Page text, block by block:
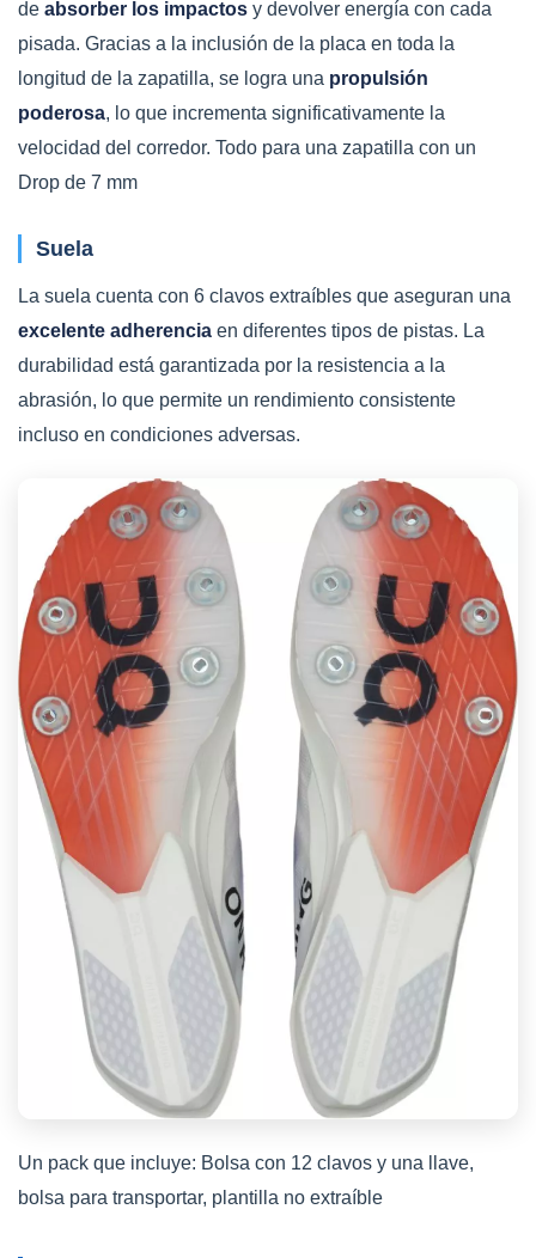
de absorber los impactos y devolver energía con cada
pisada. Gracias a la inclusión de la placa en toda la
longitud de la zapatilla, se logra una propulsión
poderosa, lo que incrementa significativamente la
velocidad del corredor. Todo para una zapatilla con un
Drop de 7 mm
Suela
La suela cuenta con 6 clavos extraíbles que aseguran una
excelente adherencia en diferentes tipos de pistas. La
durabilidad está garantizada por la resistencia a la
abrasión, lo que permite un rendimiento consistente
incluso en condiciones adversas.
Un pack que incluye: Bolsa con 12 clavos y una llave,
bolsa para transportar, plantilla no extraíble